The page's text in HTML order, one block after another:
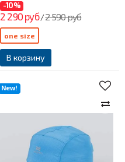
-10%
2 290 руб/2 590 руб
В корзину
one size
New!